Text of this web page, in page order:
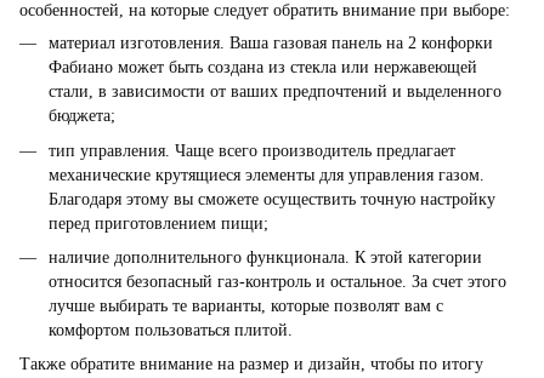
особенностей, на которые следует обратить внимание при выборе:
материал изготовления. Ваша газовая панель на 2 конфорки
Фабиано может быть создана из стекла или нержавеющей
стали, в зависимости от ваших предпочтений и выделенного
бюджета;
тип управления. Чаще всего производитель предлагает
механические крутящиеся элементы для управления газом.
Благодаря этому вы сможете осуществить точную настройку
перед приготовлением пищи;
наличие дополнительного функционала. К этой категории
относится безопасный газ-контроль и остальное. За счет этого
лучше выбирать те варианты, которые позволят вам с
комфортом пользоваться плитой.
Также обратите внимание на размер и дизайн, чтобы по итогу